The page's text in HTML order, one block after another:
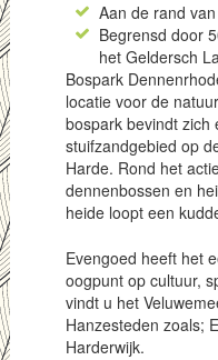
Aan de rand
Begrensd door
het Geldersch
Bospark
locatie voor de
bospark bevindt zich
stuifzandgebied op
Harde. Rond het
dennenbossen en
heide loopt een
Evengoed heeft het
oogpunt op cultuur,
vindt u het
Hanzesteden zoals;
Harderwijk.